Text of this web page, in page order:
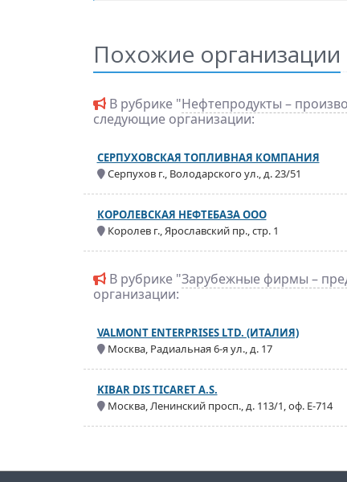
Похожие организации
В рубрике "Нефтепродукты –
следующие организации:
СЕРПУХОВСКАЯ ТОПЛИВНАЯ КОМПАНИЯ
Серпухов г., Володарского ул., д. 23/51
КОРОЛЕВСКАЯ НЕФТЕБАЗА ООО
Королев г., Ярославский пр., стр. 1
В рубрике "Зарубежные фирмы –
организации:
VALMONT ENTERPRISES LTD. (ИТАЛИЯ)
Москва, Радиальная 6-я ул., д. 17
KIBAR DIS TICARET A.S.
Москва, Ленинский просп., д. 113/1, оф. Е-714